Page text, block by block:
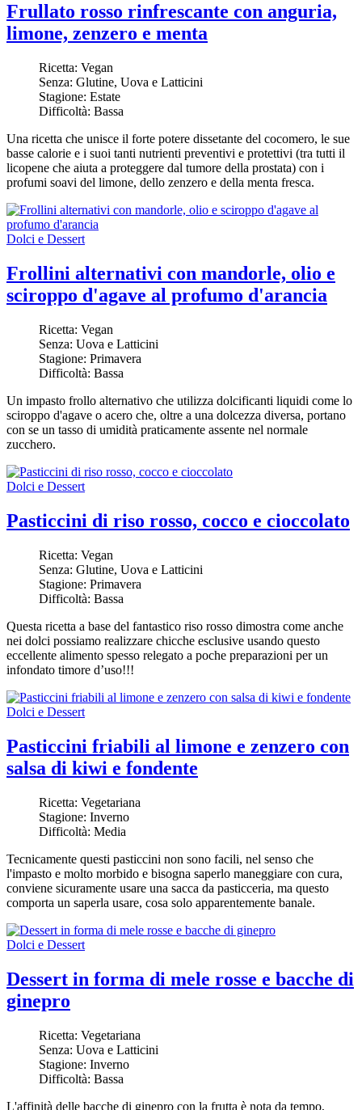
Frullato rosso rinfrescante con anguria,
limone, zenzero e menta
Ricetta: Vegan
Senza: Glutine, Uova e Latticini
Stagione: Estate
Difficoltà: Bassa
Una ricetta che unisce il forte potere dissetante del cocomero, le sue
basse calorie e i suoi tanti nutrienti preventivi e protettivi (tra tutti il
licopene che aiuta a proteggere dal tumore della prostata) con i
profumi soavi del limone, dello zenzero e della menta fresca.
Dolci e Dessert
Frollini alternativi con mandorle, olio e
sciroppo d'agave al profumo d'arancia
Ricetta: Vegan
Senza: Uova e Latticini
Stagione: Primavera
Difficoltà: Bassa
Un impasto frollo alternativo che utilizza dolcificanti liquidi come lo
sciroppo d'agave o acero che, oltre a una dolcezza diversa, portano
con se un tasso di umidità praticamente assente nel normale
zucchero.
Dolci e Dessert
Pasticcini di riso rosso, cocco e cioccolato
Ricetta: Vegan
Senza: Glutine, Uova e Latticini
Stagione: Primavera
Difficoltà: Bassa
Questa ricetta a base del fantastico riso rosso dimostra come anche
nei dolci possiamo realizzare chicche esclusive usando questo
eccellente alimento spesso relegato a poche preparazioni per un
infondato timore d’uso!!!
Dolci e Dessert
Pasticcini friabili al limone e zenzero con
salsa di kiwi e fondente
Ricetta: Vegetariana
Stagione: Inverno
Difficoltà: Media
Tecnicamente questi pasticcini non sono facili, nel senso che
l'impasto e molto morbido e bisogna saperlo maneggiare con cura,
conviene sicuramente usare una sacca da pasticceria, ma questo
comporta un saperla usare, cosa solo apparentemente banale.
Dolci e Dessert
Dessert in forma di mele rosse e bacche di
ginepro
Ricetta: Vegetariana
Senza: Uova e Latticini
Stagione: Inverno
Difficoltà: Bassa
L'affinità delle bacche di ginepro con la frutta è nota da tempo,